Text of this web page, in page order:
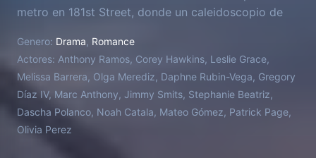
metro en 181st Street, donde un caleidoscopio de
la intersección de todo esto está el simpático y
magnético propietario de la tienda del barrio,
Usnavi, quien ahorra cada centavo de su rutina
diaria mientras espera, imagina y canta sobre una
vida mejor.
Genero: Drama Romance
Actores: Anthony Ramos, Corey Hawkins, Leslie Grace,
Melissa Barrera, Olga Merediz, Daphne Rubin-Vega, Gregory
Díaz IV, Marc Anthony, Jimmy Smits, Stephanie Beatriz,
Dascha Polanco, Noah Catala, Mateo Gómez, Patrick Page,
Olivia Perez